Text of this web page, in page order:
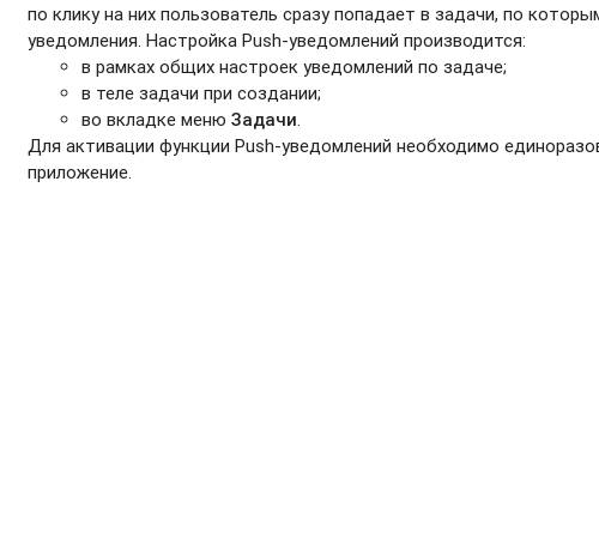
по клику на них пользователь сразу попадает в задачи, по
уведомления. Настройка Push-уведомлений производится:
в рамках общих настроек уведомлений по задаче;
в теле задачи при создании;
во вкладке менюЗадачи
Для активации функции Push-уведомлений необходимо
приложение.